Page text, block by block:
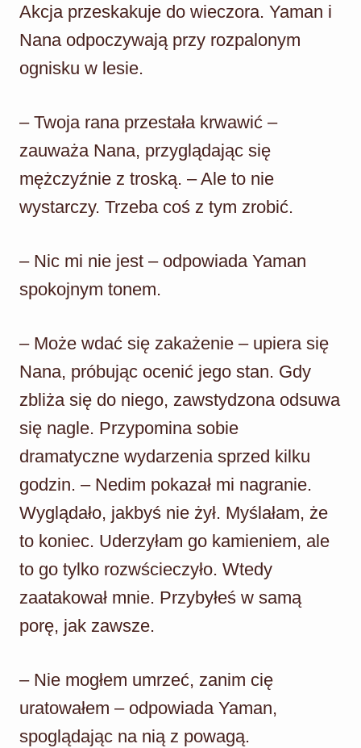
Akcja przeskakuje do wieczora. Yaman i
Nana odpoczywają przy rozpalonym
ognisku w lesie.
– Twoja rana przestała krwawić –
zauważa Nana, przyglądając się
mężczyźnie z troską. – Ale to nie
wystarczy. Trzeba coś z tym zrobić.
– Nic mi nie jest – odpowiada Yaman
spokojnym tonem.
– Może wdać się zakażenie – upiera się
Nana, próbując ocenić jego stan. Gdy
zbliża się do niego, zawstydzona odsuwa
się nagle. Przypomina sobie
dramatyczne wydarzenia sprzed kilku
godzin. – Nedim pokazał mi nagranie.
Wyglądało, jakbyś nie żył. Myślałam, że
to koniec. Uderzyłam go kamieniem, ale
to go tylko rozwścieczyło. Wtedy
zaatakował mnie. Przybyłeś w samą
porę, jak zawsze.
– Nie mogłem umrzeć, zanim cię
uratowałem – odpowiada Yaman,
spoglądając na nią z powagą.